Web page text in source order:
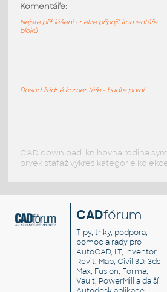
Osvětlení
Komentáře:
Nejste přihlášeni - nelze připojit komentáře
bloků
Dosud žádné komentáře - buďte první
CAD download: knihovna rodina
prvek stafáž výkres kategorie
CADfórum
Tipy, triky, podpora,
pomoc a rady pro
AutoCAD, LT, Inventor,
Revit, Map, Civil 3D, 3ds
Max, Fusion, Forma,
Vault, PowerMill a další